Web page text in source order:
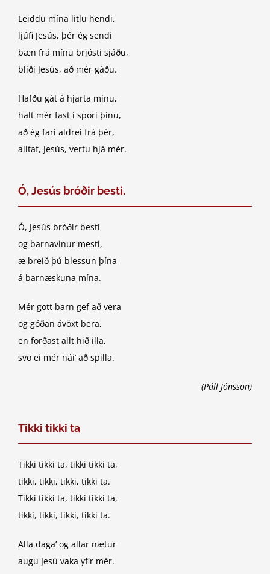
Leiddu mína litlu hendi,
ljúfi Jesús, þér ég sendi
bæn frá mínu brjósti sjáðu,
blíði Jesús, að mér gáðu.
Hafðu gát á hjarta mínu,
halt mér fast í spori þínu,
að ég fari aldrei frá þér,
alltaf, Jesús, vertu hjá mér.
Ó, Jesús bróðir besti.
Ó, Jesús bróðir besti
og barnavinur mesti,
æ breið þú blessun þína
á barnæskuna mína.
Mér gott barn gef að vera
og góðan ávöxt bera,
en forðast allt hið illa,
svo ei mér nái’ að spilla.
(Páll Jónsson)
Tikki tikki ta
Tikki tikki ta, tikki tikki ta,
tikki, tikki, tikki, tikki ta.
Tikki tikki ta, tikki tikki ta,
tikki, tikki, tikki, tikki ta.
Alla daga’ og allar nætur
augu Jesú vaka yfir mér.